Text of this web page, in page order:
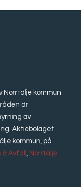
Norrtälje kommun
är
av
Aktiebolaget
kommun, på
Avfall , Norrtälje